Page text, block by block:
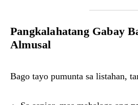
Pangkalahatang Gabay
Almusal
Bago tayo pumunta sa listahan,